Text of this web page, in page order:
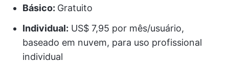
Básico: Gratuito
Individual: US$ 7,95 por mês/usuário,
baseado em nuvem, para uso profissional
individual